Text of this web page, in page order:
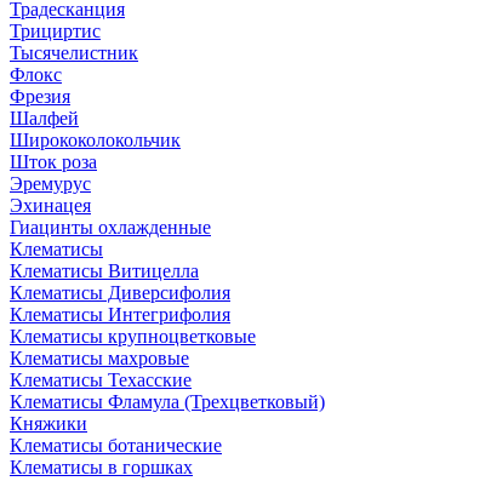
Традесканция
Трициртис
Тысячелистник
Флокс
Фрезия
Шалфей
Ширококолокольчик
Шток роза
Эремурус
Эхинацея
Гиацинты охлажденные
Клематисы
Клематисы Витицелла
Клематисы Диверсифолия
Клематисы Интегрифолия
Клематисы крупноцветковые
Клематисы махровые
Клематисы Техасские
Клематисы Фламула (Трехцветковый)
Княжики
Клематисы ботанические
Клематисы в горшках